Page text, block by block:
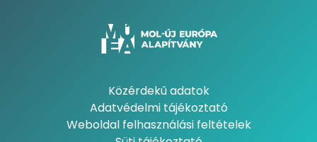
Közérdekű adatok
Adatvédelmi tájékoztató
Weboldal felhasználási feltételek